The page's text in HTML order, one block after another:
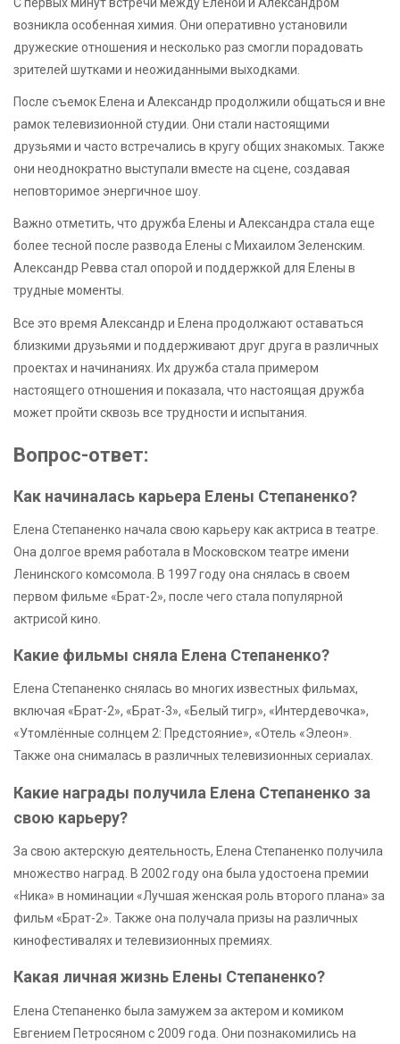
возникла особенная химия. Они оперативно установили
дружеские отношения и несколько раз смогли порадовать
зрителей шутками и неожиданными выходками.
После съемок Елена и Александр продолжили общаться и вне
рамок телевизионной студии. Они стали настоящими
друзьями и часто встречались в кругу общих знакомых. Также
они неоднократно выступали вместе на сцене, создавая
неповторимое энергичное шоу.
Важно отметить, что дружба Елены и Александра стала еще
более тесной после развода Елены с Михаилом Зеленским.
Александр Ревва стал опорой и поддержкой для Елены в
трудные моменты.
Все это время Александр и Елена продолжают оставаться
близкими друзьями и поддерживают друг друга в различных
проектах и начинаниях. Их дружба стала примером
настоящего отношения и показала, что настоящая дружба
может пройти сквозь все трудности и испытания.
Вопрос-ответ:
Как начиналась карьера Елены Степаненко?
Елена Степаненко начала свою карьеру как актриса в театре.
Она долгое время работала в Московском театре имени
Ленинского комсомола. В 1997 году она снялась в своем
первом фильме «Брат-2», после чего стала популярной
актрисой кино.
Какие фильмы сняла Елена Степаненко?
Елена Степаненко снялась во многих известных фильмах,
включая «Брат-2», «Брат-3», «Белый тигр», «Интердевочка»,
«Утомлённые солнцем 2: Предстояние», «Отель «Элеон».
Также она снималась в различных телевизионных сериалах.
Какие награды получила Елена Степаненко за
свою карьеру?
За свою актерскую деятельность, Елена Степаненко получила
множество наград. В 2002 году она была удостоена премии
«Ника» в номинации «Лучшая женская роль второго плана» за
фильм «Брат-2». Также она получала призы на различных
кинофестивалях и телевизионных премиях.
Какая личная жизнь Елены Степаненко?
Елена Степаненко была замужем за актером и комиком
Евгением Петросяном с 2009 года. Они познакомились на